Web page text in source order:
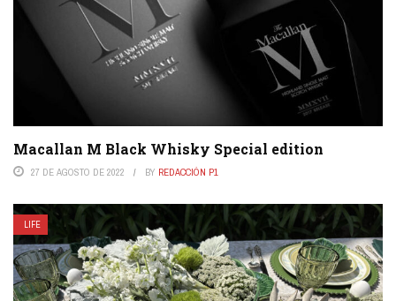
Macallan M Black Whisky Special edition
27 DE AGOSTO DE 2022 BY REDACCIÓN P1
LIFE